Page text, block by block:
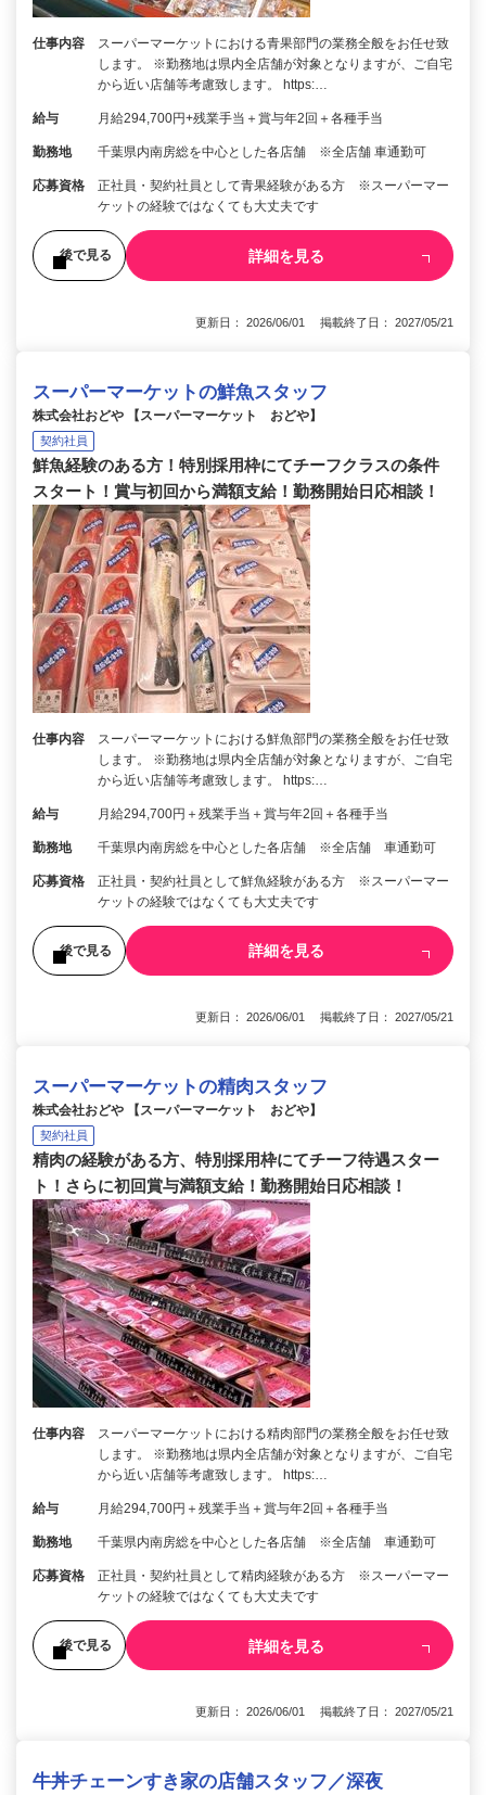
仕事内容
スーパーマーケットにおける青果部門の業務全般をお任せ致
します。 ※勤務地は県内全店舗が対象となりますが、ご自宅
から近い店舗等考慮致します。 https:…
給与 月給294,700円+残業手当＋賞与年2回＋各種手当
勤務地 千葉県内南房総を中心とした各店舗 ※全店舗 車通勤可
応募資格
正社員・契約社員として青果経験がある方 ※スーパーマー
ケットの経験ではなくても大丈夫です
後で見る 詳細を見る
更新日： 2026/06/01 掲載終了日： 2027/05/21
スーパーマーケットの鮮魚スタッフ
株式会社おどや 【スーパーマーケット おどや】
契約社員
鮮魚経験のある方！特別採用枠にてチーフクラスの条件
スタート！賞与初回から満額支給！勤務開始日応相談！
仕事内容
スーパーマーケットにおける鮮魚部門の業務全般をお任せ致
します。 ※勤務地は県内全店舗が対象となりますが、ご自宅
から近い店舗等考慮致します。 https:…
給与 月給294,700円＋残業手当＋賞与年2回＋各種手当
勤務地 千葉県内南房総を中心とした各店舗 ※全店舗 車通勤可
応募資格
正社員・契約社員として鮮魚経験がある方 ※スーパーマー
ケットの経験ではなくても大丈夫です
後で見る 詳細を見る
更新日： 2026/06/01 掲載終了日： 2027/05/21
スーパーマーケットの精肉スタッフ
株式会社おどや 【スーパーマーケット おどや】
契約社員
精肉の経験がある方、特別採用枠にてチーフ待遇スター
ト！さらに初回賞与満額支給！勤務開始日応相談！
仕事内容
スーパーマーケットにおける精肉部門の業務全般をお任せ致
します。 ※勤務地は県内全店舗が対象となりますが、ご自宅
から近い店舗等考慮致します。 https:…
給与 月給294,700円＋残業手当＋賞与年2回＋各種手当
勤務地 千葉県内南房総を中心とした各店舗 ※全店舗 車通勤可
応募資格
正社員・契約社員として精肉経験がある方 ※スーパーマー
ケットの経験ではなくても大丈夫です
後で見る 詳細を見る
更新日： 2026/06/01 掲載終了日： 2027/05/21
牛丼チェーンすき家の店舗スタッフ／深夜